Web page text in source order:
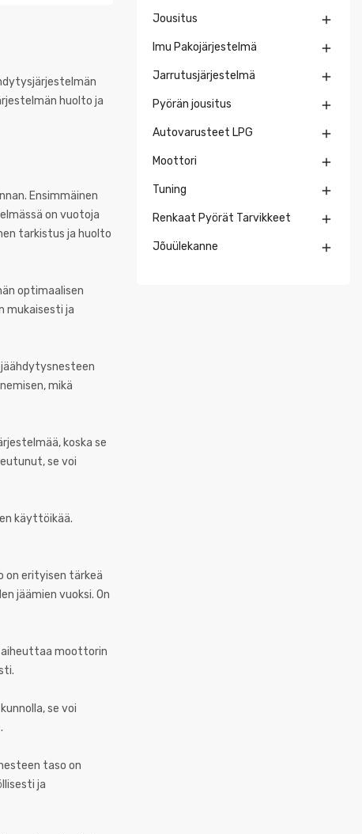
huolto ja
Ensimmäinen
on vuotoja
tarkistus ja huolto
optimaalisen
mukaisesti ja
mikä
koska se
se voi
käyttöikää.
on erityisen tärkeä
jäämien vuoksi. On
aiheuttaa moottorin
se voi
taso on
ja
Jousitus 
Imu Pakojärjestelmä 
Jarrutusjärjestelmä 
Pyörän jousitus 
Autovarusteet LPG 
Moottori 
Tuning 
Renkaat Pyörät Tarvikkeet 
Jõuülekanne 